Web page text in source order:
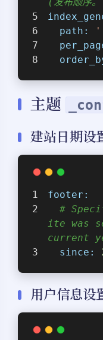
path:
主题
建站日期设
footer:
#
ite was
current
since:
用户信息设